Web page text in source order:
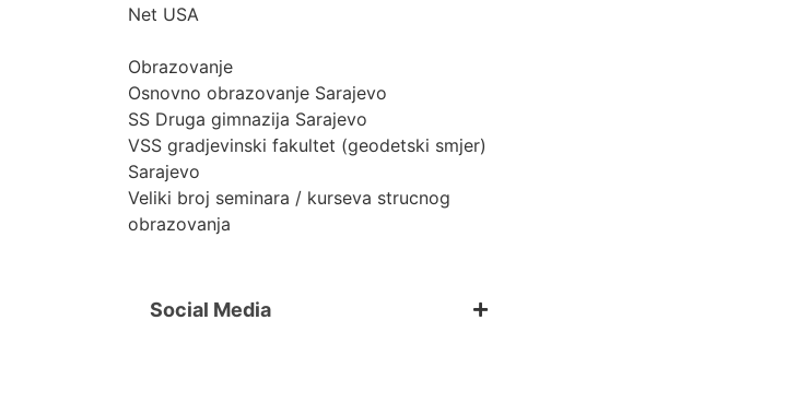
Net USA
Obrazovanje
Osnovno obrazovanje Sarajevo
SS Druga gimnazija Sarajevo
VSS gradjevinski fakultet (geodetski smjer)
Sarajevo
Veliki broj seminara / kurseva strucnog
obrazovanja
Social Media